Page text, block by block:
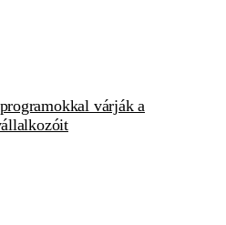
várják a